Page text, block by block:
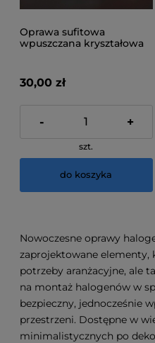
Oprawa sufitowa
wpuszczana kryształowa
30,00 zł
- +
szt.
do koszyka
Nowoczesne oprawy
zaprojektowane elementy,
potrzeby aranżacyjne, ale
na montaż halogenów w
bezpieczny, jednocześnie
przestrzeni. Dostępne w
minimalistycznych po